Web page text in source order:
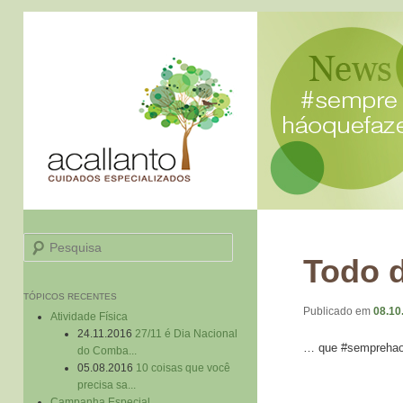
Pesquisa
TÓPICOS RECENTES
Atividade Física
24.11.2016 27/11 é Dia Nacional
do Comba...
05.08.2016 10 coisas que você
precisa sa...
Todo
Publicado em
… que